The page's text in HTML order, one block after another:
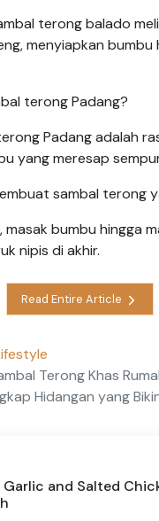
terong balado
menyiapkan bumbu
terong Padang?
Padang adalah
yang meresap
sambal terong
masak bumbu hingga
nipis di akhir.
Read Entire Article
Terong Khas
Hidangan yang
Garlic and Salted